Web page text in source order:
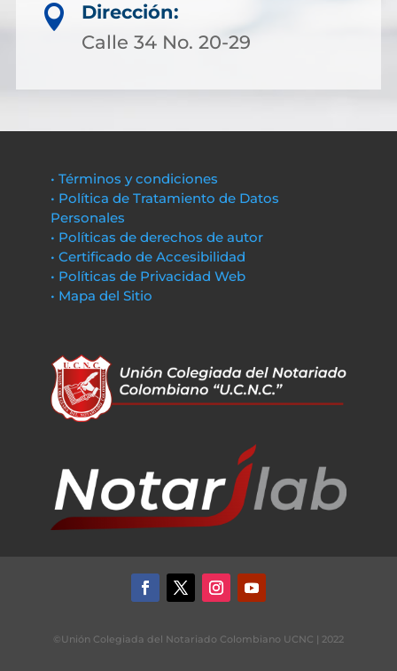

Dirección:
Calle 34 No. 20-29
• Términos y condiciones
• Política de Tratamiento de Datos
Personales
• Políticas de derechos de autor
• Certificado de Accesibilidad
• Políticas de Privacidad Web
• Mapa del Sitio
©Unión Colegiada del Notariado Colombiano UCNC | 2022